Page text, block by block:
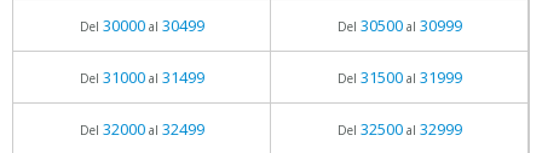
Del 30000al 30499 Del 30500al 30999
Del 31000al 31499 Del 31500al 31999
Del 32000al 32499 Del 32500al 32999